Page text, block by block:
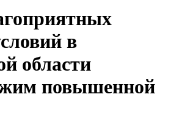
в
области
повышенной